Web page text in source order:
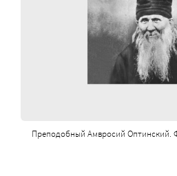
Преподобный Амвросий Оптинский.